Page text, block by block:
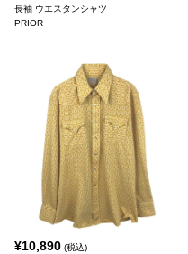
長袖 ウエスタンシャツ
PRIOR
¥10,890 (税込)